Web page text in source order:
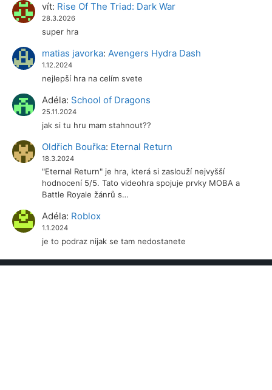
vít: Rise Of The Triad: Dark War
28.3.2026
super hra
matias javorka: Avengers Hydra Dash
1.12.2024
nejlepší hra na celím svete
Adéla: School of Dragons
25.11.2024
jak si tu hru mam stahnout??
Oldřich Bouřka: Eternal Return
18.3.2024
"Eternal Return" je hra, která si zaslouží nejvyšší
hodnocení 5/5. Tato videohra spojuje prvky MOBA a
Battle Royale žánrů s…
Adéla: Roblox
1.1.2024
je to podraz nijak se tam nedostanete